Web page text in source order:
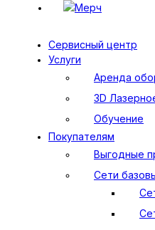
Мерч
Сервисный центр
Услуги
Аренда
3D
Обучение
Покупателям
Выгодные
Сети